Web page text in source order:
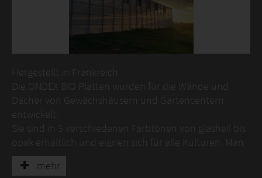
Hergestellt in Frankreich
Die ONDEX BIO Platten wurden für die Wände und
Dächer von Gewächshäusern und Gartencentern
entwickelt.
Sie sind in 5 verschiedenen Farbtönen von glashell bis
opak erhältlich und eignen sich für alle Kulturen. Man
verwendet sie auch
zur Eindeckung von Lagerhallen oder
mehr